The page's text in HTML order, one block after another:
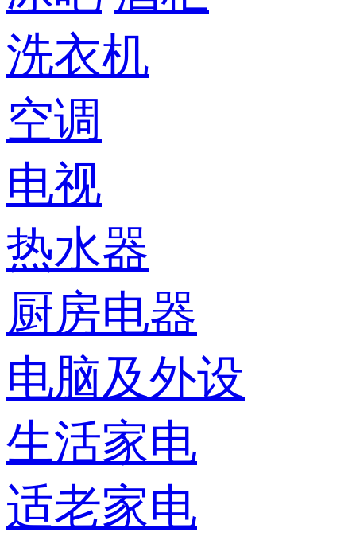
洗衣机
空调
电视
热水器
厨房电器
电脑及外设
生活家电
适老家电